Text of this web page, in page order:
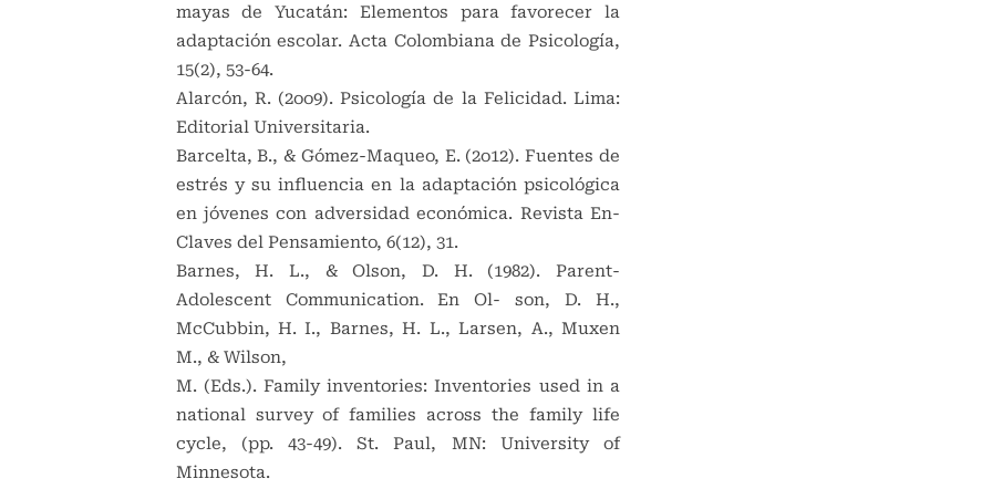
mayas de Yucatán: Elementos para favorecer la
adaptación escolar. Acta Colombiana de Psicología,
15(2), 53-64.
Alarcón, R. (2oo9). Psicología de la Felicidad. Lima:
Editorial Universitaria.
Barcelta, B., & Gómez-Maqueo, E. (2o12). Fuentes de
estrés y su influencia en la adaptación psicológica
en jóvenes con adversidad económica. Revista En-
Claves del Pensamiento, 6(12), 31.
Barnes, H. L., & Olson, D. H. (1982). Parent-
Adolescent Communication. En Ol- son, D. H.,
McCubbin, H. I., Barnes, H. L., Larsen, A., Muxen
M., & Wilson,
M. (Eds.). Family inventories: Inventories used in a
national survey of families across the family life
cycle, (pp. 43-49). St. Paul, MN: University of
Minnesota.